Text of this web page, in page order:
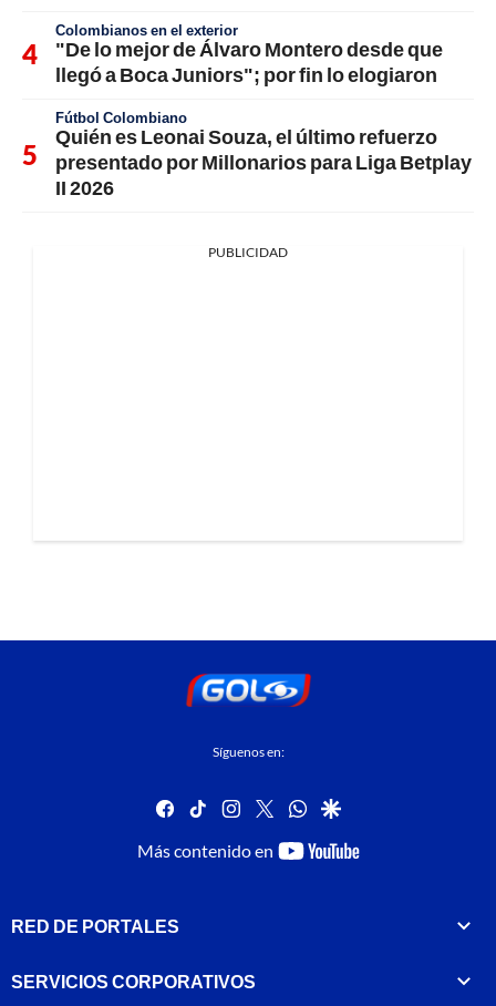
Colombianos en el exterior
"De lo mejor de Álvaro Montero desde que
llegó a Boca Juniors"; por fin lo elogiaron
Fútbol Colombiano
Quién es Leonai Souza, el último refuerzo
presentado por Millonarios para Liga Betplay
II 2026
PUBLICIDAD
Síguenos en:
facebook
tiktok instagram
twitterwhatsapp
google
Más contenido en
youtube-
RED DE PORTALES
SERVICIOS CORPORATIVOS